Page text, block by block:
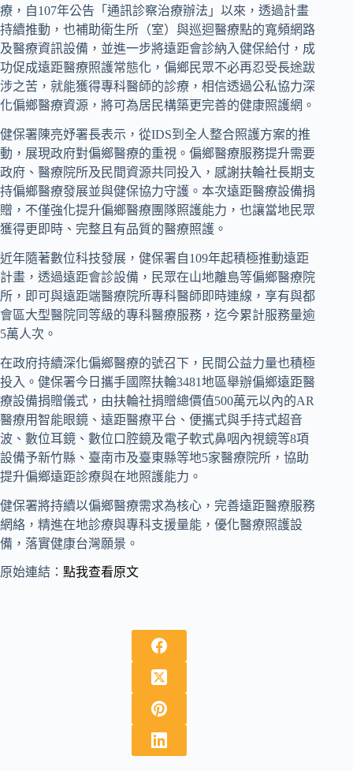
療，自107年公告「通訊診察治療辦法」以來，透過計畫
持續推動，也補助衛生所（室）與巡迴醫療點的寬頻網路
及醫療資訊設備，並進一步將遠距會診納入健保給付，成
功促成遠距醫療照護常態化，偏鄉民眾不必再忍受長途跋
涉之苦，就能獲得專科醫師的診療，相信透過公私協力深
化偏鄉醫療資源，將可為居民構築更完善的健康照護網。
健保署陳亮妤署長表示，從IDS到全人整合照護方案的推
動，展現政府對偏鄉醫療的重視。偏鄉醫療服務提升需要
政府、醫療院所及民間資源共同投入，感謝扶輪社長期支
持偏鄉醫療發展並與健保協力守護。本次遠距醫療設備捐
贈，不僅強化提升偏鄉醫療團隊照護能力，也讓當地民眾
獲得更即時、完整且有品質的醫療照護。
近年隨著數位科技發展，健保署自109年起積極推動遠距
計畫，透過遠距會診設備，民眾在山地離島等偏鄉醫療院
所，即可與遠距端醫療院所專科醫師即時連線，享有與都
會區大型醫院同等級的專科醫療服務，迄今累計服務量逾
5萬人次。
在政府持續深化偏鄉醫療的號召下，民間公益力量也積極
投入。健保署今日攜手國際扶輪3481地區舉辦偏鄉遠距醫
療設備捐贈儀式，由扶輪社捐贈總價值500萬元以內的AR
醫療用智能眼鏡、遠距醫療平台、便攜式與手持式超音
波、數位耳鏡、數位口腔鏡及電子軟式鼻咽內視鏡等8項
設備予新竹縣、臺南市及臺東縣等地5家醫療院所，協助
提升偏鄉遠距診療與在地照護能力。
健保署將持續以偏鄉醫療需求為核心，完善遠距醫療服務
網絡，精進在地診療與專科支援量能，優化醫療照護設
備，落實健康台灣願景。
原始連結： 點我查看原文